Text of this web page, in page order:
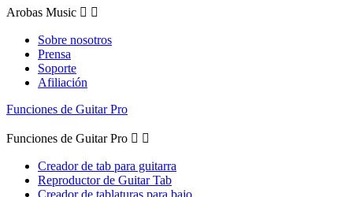
Arobas Music  
Sobre nosotros
Prensa
Soporte
Afiliación
Funciones de Guitar Pro
Funciones de Guitar Pro  
Creador de tab para guitarra
Reproductor de Guitar Tab
Creador de tablaturas para bajo